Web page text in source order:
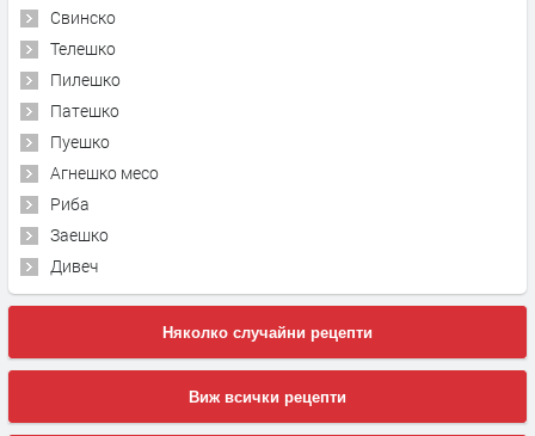
Свинско
Телешко
Пилешко
Патешко
Пуешко
Агнешко месо
Риба
Заешко
Дивеч
Няколко случайни рецепти
Виж всички рецепти